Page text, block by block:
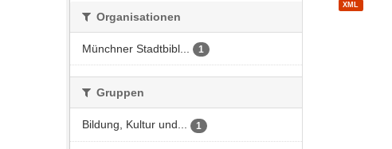
Organisationen
Münchner Stadtbibl... 1
Gruppen
Bildung, Kultur und... 1
XML